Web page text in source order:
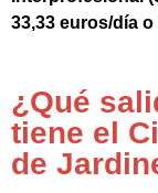
33,33 euros/día
¿Qué
tiene el
de